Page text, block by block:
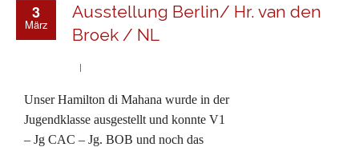
3
März
Ausstellung Berlin/ Hr. van den
Broek / NL
Unser Hamilton di Mahana wurde in der
Jugendklasse ausgestellt und konnte V1
– Jg CAC – Jg. BOB und noch das